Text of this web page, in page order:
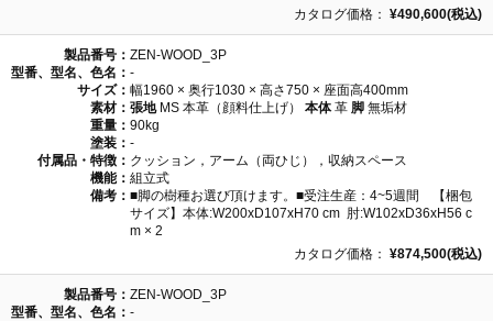
カタログ価格： ¥490,600(税込)
製品番号： ZEN-WOOD_3P
型番、型名、色名： -
サイズ： 幅1960 × 奥行1030 × 高さ750 × 座面高400mm
素材： 張地MS 本革（顔料仕上げ） 本体革 脚 無垢材
重量： 90kg
塗装： -
付属品・特徴： クッション，アーム（両ひじ），収納スペース
機能： 組立式
備考： ■脚の樹種お選び頂けます。■受注生産：4~5週間 【梱包
サイズ】本体:W200xD107xH70 cm 肘:W102xD36xH56 c
m × 2
カタログ価格： ¥874,500(税込)
製品番号： ZEN-WOOD_3P
型番、型名、色名： -